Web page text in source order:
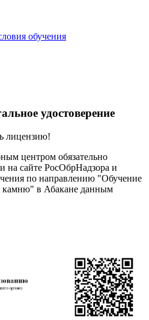
обучения
удостоверение
лицензию!
центром обязательно
на сайте РосОбрНадзора и
по направлению "Обучение
камню" в Абакане данным